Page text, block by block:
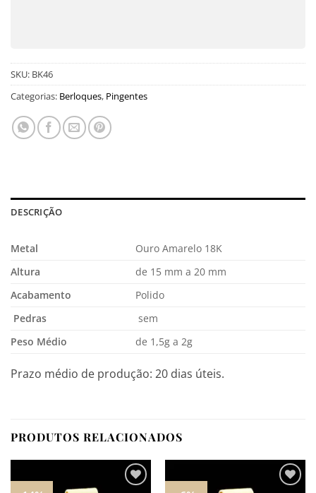
SKU: BK46
Categorias: Berloques, Pingentes
DESCRIÇÃO
Metal
Ouro Amarelo 18K
Altura
de 15 mm a 20 mm
Acabamento
Polido
Pedras
sem
Peso Médio
de 1,5g a 2g
Prazo médio de produção: 20 dias úteis.
PRODUTOS RELACIONADOS